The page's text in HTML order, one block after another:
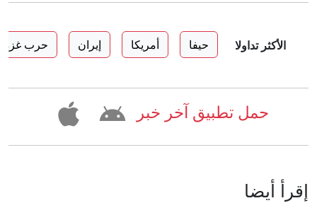
الأكثر تداولا حيفا أمريكا إيران حرب غزة
حمل تطبيق آخر خبر
إقرأ أيضا